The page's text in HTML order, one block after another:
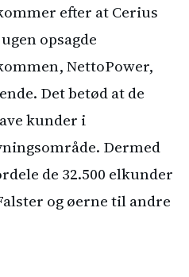
efter at Cerius
opsagde
NettoPower,
Det betød at de
kunder i
Dermed
de 32.500 elkunder
og øerne til andre